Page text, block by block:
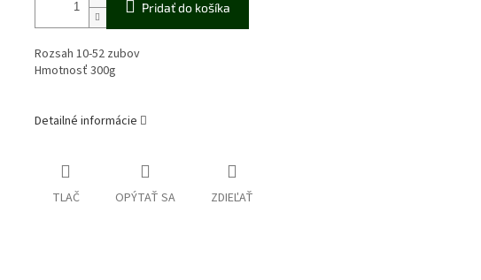
Pridať do košíka
Rozsah 10-52 zubov
Hmotnosť 300g
Detailné informácie
TLAČ OPÝTAŤ SA ZDIEĽAŤ